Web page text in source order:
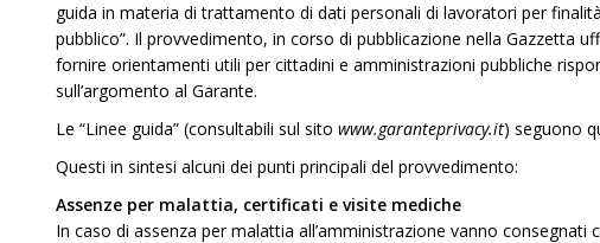
guida in materia di trattamento di dati personali di lavoratori per
pubblico”. Il provvedimento, in corso di pubblicazione nella Gazzetta
fornire orientamenti utili per cittadini e amministrazioni pubbliche
sull’argomento al Garante.
Le “Linee guida” (consultabili sul sito www.garanteprivacy.it) seguono
Questi in sintesi alcuni dei punti principali del provvedimento:
Assenze per malattia, certificati e visite mediche
In caso di assenza per malattia all’amministrazione vanno